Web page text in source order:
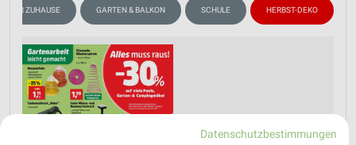
FÜR ZUHAUSE GARTEN & BALKON SCHULE HERBST-DEKO
Datenschutzbestimmungen